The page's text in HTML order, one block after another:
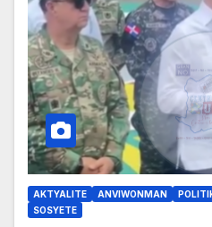
AKTYALITE ANVIWONMAN
SOSYETE